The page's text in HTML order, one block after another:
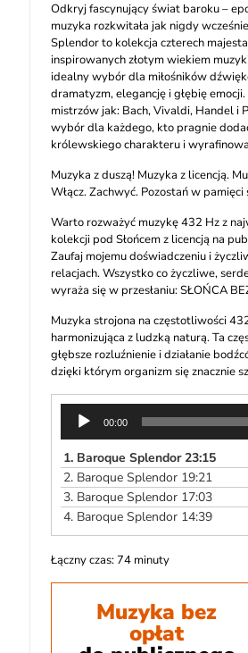
Odkryj fascynujący świat baroku –
muzyka rozkwitała jak nigdy
Splendor to kolekcja czterech
inspirowanych złotym wiekiem
idealny wybór dla miłośników
dramatyzm, elegancję i głębię
mistrzów jak: Bach, Vivaldi, Handel i
wybór dla każdego, kto pragnie
królewskiego charakteru i
Muzyka z duszą! Muzyka z licencją.
Włącz. Zachwyć. Pozostań w pamięci
Warto rozważyć muzykę 432 Hz z
kolekcji pod Słońcem z licencją na
Zaufaj mojemu doświadczeniu i
relacjach. Wszystko co życzliwe,
wyraża się w przesłaniu: SŁOŃCA
Muzyka strojona na częstotliwości
harmonizująca z ludzką naturą. Ta
głębsze rozluźnienie i działanie
dzięki którym organizm się znacznie
Odtwarzacz
plików
dźwiękowych
00:00
1. Baroque Splendor 23:15
2. Baroque Splendor 19:21
3. Baroque Splendor 17:03
4. Baroque Splendor 14:39
Łączny czas: 74 minuty
Muzyka bez
opłat